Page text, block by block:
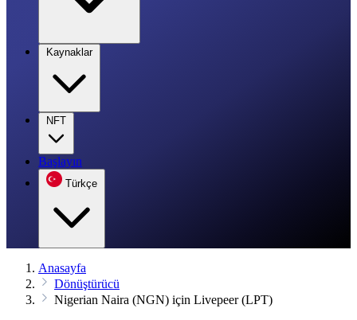
Kaynaklar
NFT
Başlayın
Türkçe
Anasayfa
Dönüştürücü
Nigerian Naira (NGN) için Livepeer (LPT)